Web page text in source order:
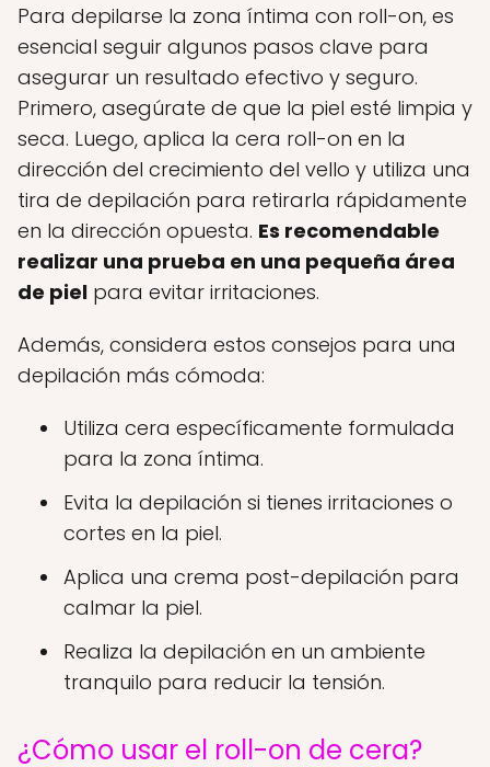
Para depilarse la zona íntima con roll-on, es
esencial seguir algunos pasos clave para
asegurar un resultado efectivo y seguro.
Primero, asegúrate de que la piel esté limpia y
seca. Luego, aplica la cera roll-on en la
dirección del crecimiento del vello y utiliza una
tira de depilación para retirarla rápidamente
en la dirección opuesta. Es recomendable
realizar una prueba en una pequeña área
de piel para evitar irritaciones.
Además, considera estos consejos para una
depilación más cómoda:
Utiliza cera específicamente formulada
para la zona íntima.
Evita la depilación si tienes irritaciones o
cortes en la piel.
Aplica una crema post-depilación para
calmar la piel.
Realiza la depilación en un ambiente
tranquilo para reducir la tensión.
¿Cómo usar el roll-on de cera?